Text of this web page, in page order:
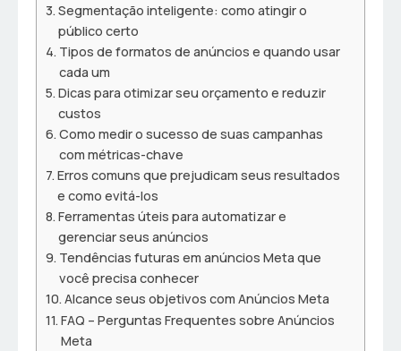
Segmentação inteligente: como atingir o
público certo
Tipos de formatos de anúncios e quando usar
cada um
Dicas para otimizar seu orçamento e reduzir
custos
Como medir o sucesso de suas campanhas
com métricas-chave
Erros comuns que prejudicam seus resultados
e como evitá-los
Ferramentas úteis para automatizar e
gerenciar seus anúncios
Tendências futuras em anúncios Meta que
você precisa conhecer
Alcance seus objetivos com Anúncios Meta
FAQ – Perguntas Frequentes sobre Anúncios
Meta